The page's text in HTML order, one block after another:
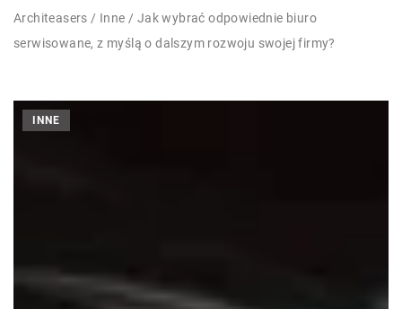
Architeasers / Inne / Jak wybrać odpowiednie biuro
serwisowane, z myślą o dalszym rozwoju swojej firmy?
INNE